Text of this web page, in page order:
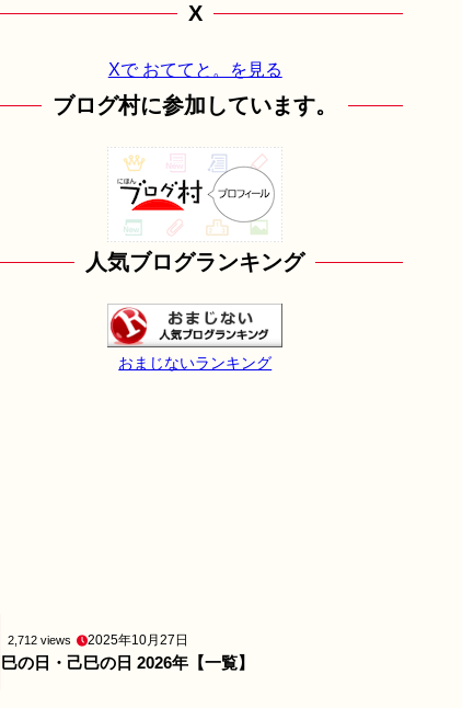
X
Xで おててと。を見る
ブログ村に参加しています。
人気ブログランキング
おまじないランキング
2,712 views 2025年10月27日
巳の日・己巳の日 2026年【一覧】